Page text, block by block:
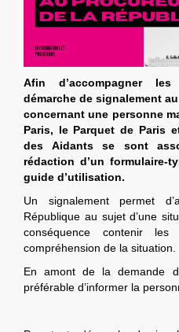
Afin d’accompagner
démarche de signalement
concernant une personne
Paris, le Parquet de Paris
des Aidants se sont
rédaction d’un formulaire-
guide d’utilisation.
Un signalement permet
République au sujet d’une
conséquence contenir
compréhension de la situation.
En amont de la demande
préférable d’informer la